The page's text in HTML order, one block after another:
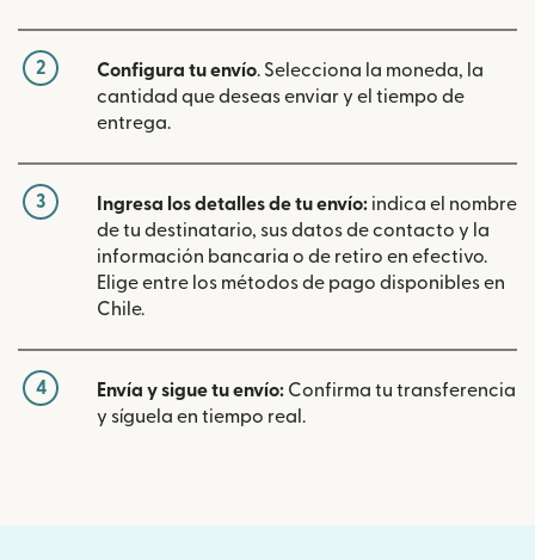
2 Configura tu envío. Selecciona la moneda, la
cantidad que deseas enviar y el tiempo de
entrega.
3 Ingresa los detalles de tu envío: indica el nombre
de tu destinatario, sus datos de contacto y la
información bancaria o de retiro en efectivo.
Elige entre los métodos de pago disponibles en
Chile.
4 Envía y sigue tu envío: Confirma tu transferencia
y síguela en tiempo real.